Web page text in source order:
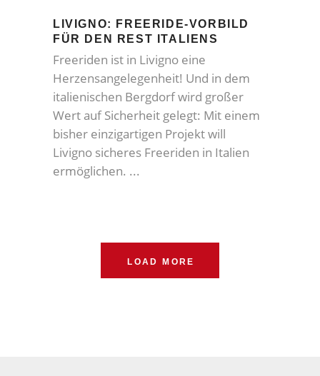
LIVIGNO: FREERIDE-VORBILD
FÜR DEN REST ITALIENS
Freeriden ist in Livigno eine
Herzensangelegenheit! Und in dem
italienischen Bergdorf wird großer
Wert auf Sicherheit gelegt: Mit einem
bisher einzigartigen Projekt will
Livigno sicheres Freeriden in Italien
ermöglichen.
LOAD MORE